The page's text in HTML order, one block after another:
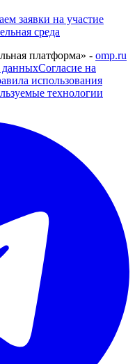
заявки на участие
среда
платформа» - omp.ru
данныхСогласие на
использования
технологии